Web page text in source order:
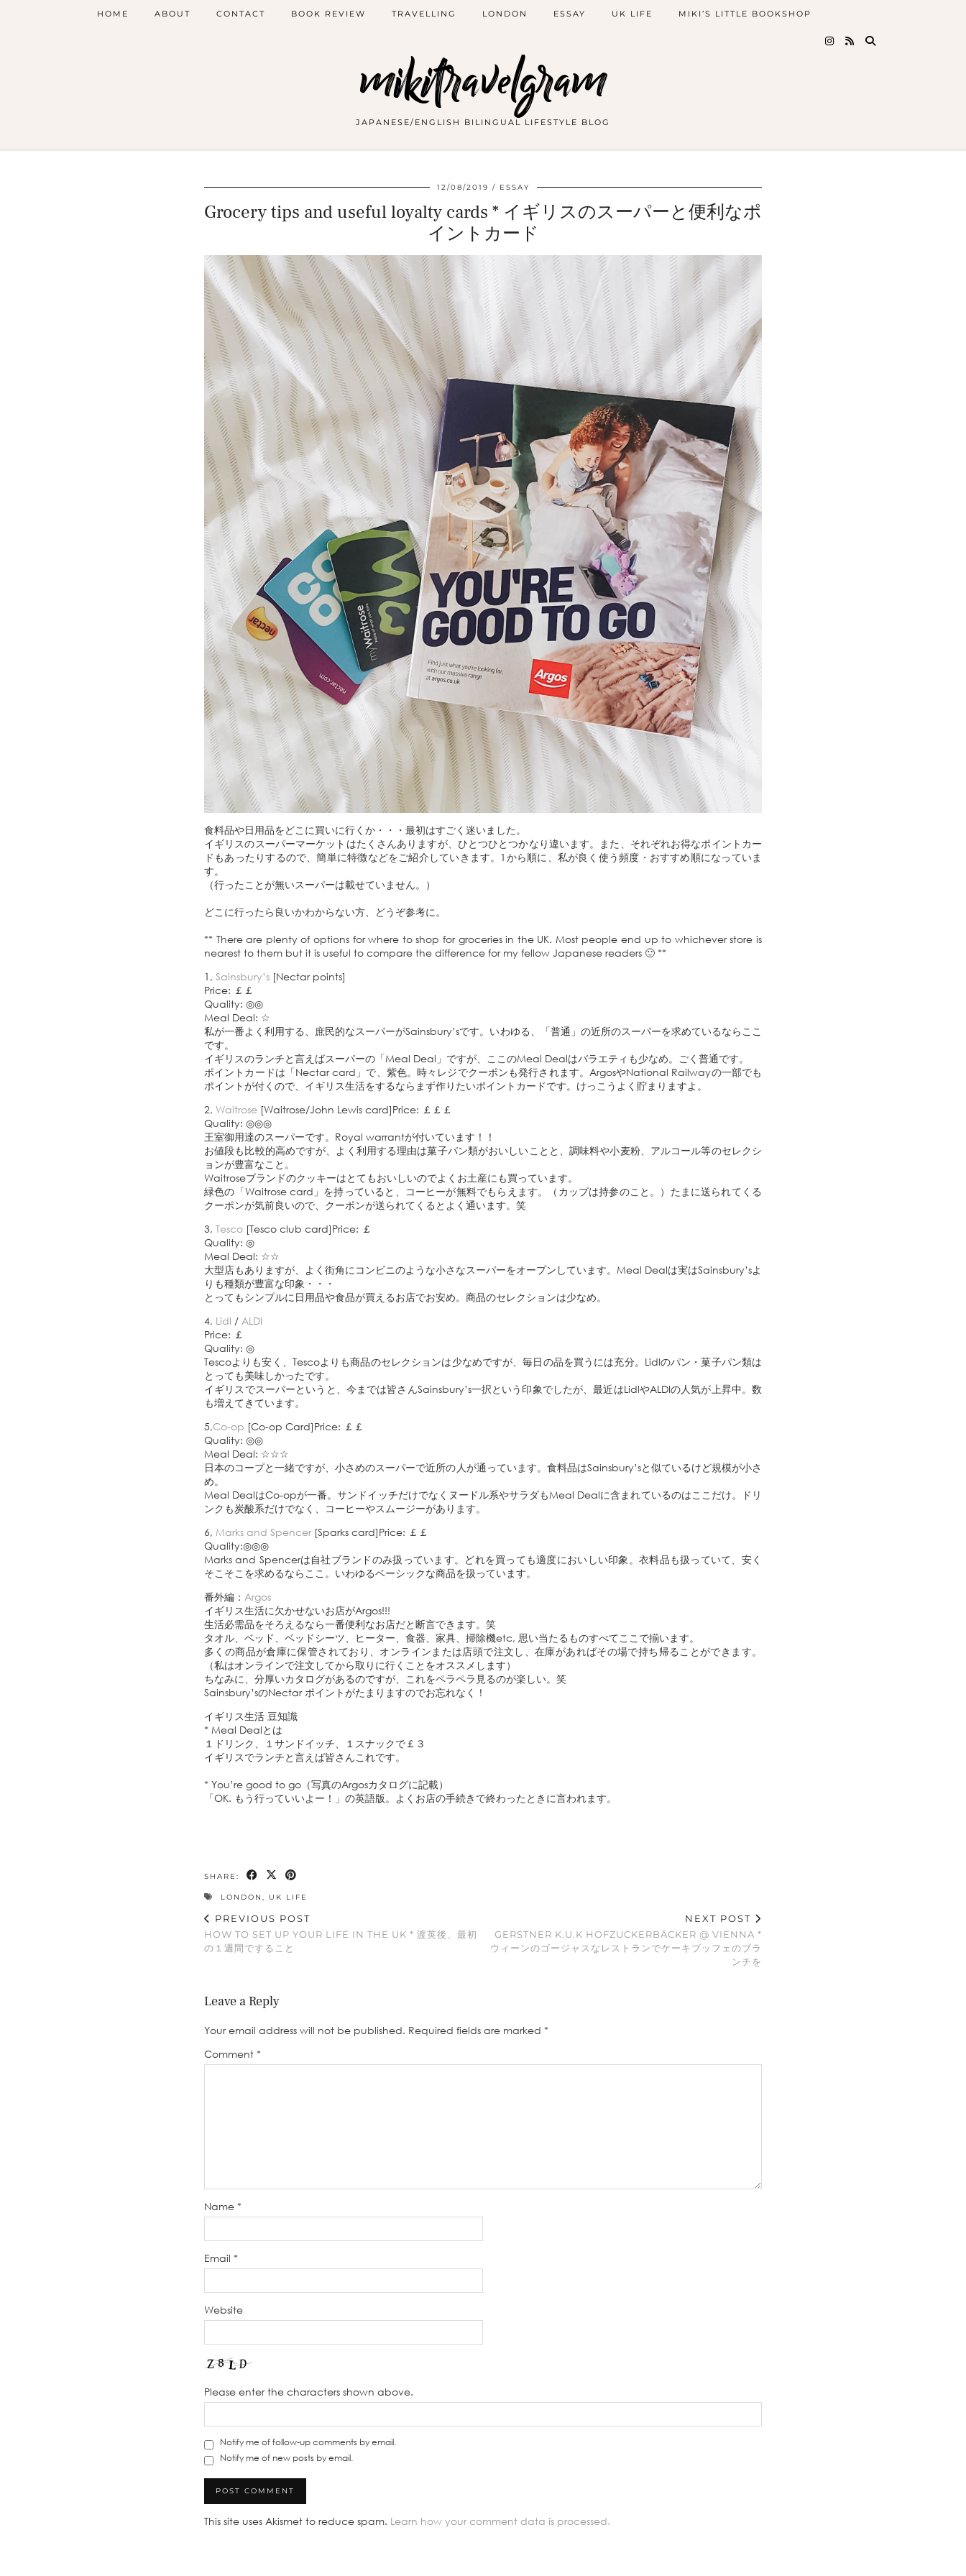
mikitravelgram
JAPANESE/ENGLISH BILINGUAL LIFESTYLE BLOG
HOME ABOUT CONTACT BOOK REVIEW TRAVELLING LONDON ESSAY UK LIFE MIKI’S LITTLE BOOKSHOP
12/08/2019 ESSAY
Grocery tips and useful loyalty cards * イギリスのスーパーと便利なポ
イントカード
食料品や日用品をどこに買いに行くか・・・最初はすごく迷いました。
イギリスのスーパーマーケットはたくさんありますが、ひとつひとつかなり違います。また、それぞれお得なポイントカー
ドもあったりするので、簡単に特徴などをご紹介していきます。1から順に、私が良く使う頻度・おすすめ順になっていま
す。
（行ったことが無いスーパーは載せていません。）
どこに行ったら良いかわからない方、どうぞ参考に。
** There are plenty of options for where to shop for groceries in the UK. Most people end up to whichever store is
nearest to them but it is useful to compare the difference for my fellow Japanese readers 🙂 **
1, Sainsbury’s [Nectar points]
Price: ￡￡
Quality: ◎◎
Meal Deal: ☆
私が一番よく利用する、庶民的なスーパーがSainsbury’sです。いわゆる、「普通」の近所のスーパーを求めているならここ
です。
イギリスのランチと言えばスーパーの「Meal Deal」ですが、ここのMeal Dealはバラエティも少なめ。ごく普通です。
ポイントカードは「Nectar card」で、紫色。時々レジでクーポンも発行されます。ArgosやNational Railwayの一部でも
ポイントが付くので、イギリス生活をするならまず作りたいポイントカードです。けっこうよく貯まりますよ。
2, Waitrose [Waitrose/John Lewis card]Price: ￡￡￡
Quality: ◎◎◎
王室御用達のスーパーです。Royal warrantが付いています！！
お値段も比較的高めですが、よく利用する理由は菓子パン類がおいしいことと、調味料や小麦粉、アルコール等のセレクシ
ョンが豊富なこと。
Waitroseブランドのクッキーはとてもおいしいのでよくお土産にも買っています。
緑色の「Waitrose card」を持っていると、コーヒーが無料でもらえます。（カップは持参のこと。）たまに送られてくる
クーポンが気前良いので、クーポンが送られてくるとよく通います。笑
3, Tesco [Tesco club card]Price: ￡
Quality: ◎
Meal Deal: ☆☆
大型店もありますが、よく街角にコンビニのような小さなスーパーをオープンしています。Meal Dealは実はSainsbury’sよ
りも種類が豊富な印象・・・
とってもシンプルに日用品や食品が買えるお店でお安め。商品のセレクションは少なめ。
4, Lidl / ALDI
Price: ￡
Quality: ◎
Tescoよりも安く、Tescoよりも商品のセレクションは少なめですが、毎日の品を買うには充分。Lidlのパン・菓子パン類は
とっても美味しかったです。
イギリスでスーパーというと、今までは皆さんSainsbury’s一択という印象でしたが、最近はLidlやALDIの人気が上昇中。数
も増えてきています。
5,Co-op [Co-op Card]Price: ￡￡
Quality: ◎◎
Meal Deal: ☆☆☆
日本のコープと一緒ですが、小さめのスーパーで近所の人が通っています。食料品はSainsbury’sと似ているけど規模が小さ
め。
Meal DealはCo-opが一番。サンドイッチだけでなくヌードル系やサラダもMeal Dealに含まれているのはここだけ。ドリ
ンクも炭酸系だけでなく、コーヒーやスムージーがあります。
6, Marks and Spencer [Sparks card]Price: ￡￡
Quality:◎◎◎
Marks and Spencerは自社ブランドのみ扱っています。どれを買っても適度においしい印象。衣料品も扱っていて、安く
そこそこを求めるならここ。いわゆるベーシックな商品を扱っています。
番外編： Argos
イギリス生活に欠かせないお店がArgos!!!
生活必需品をそろえるなら一番便利なお店だと断言できます。笑
タオル、ベッド、ベッドシーツ、ヒーター、食器、家具、掃除機etc, 思い当たるものすべてここで揃います。
多くの商品が倉庫に保管されており、オンラインまたは店頭で注文し、在庫があればその場で持ち帰ることができます。
（私はオンラインで注文してから取りに行くことをオススメします）
ちなみに、分厚いカタログがあるのですが、これをペラペラ見るのが楽しい。笑
Sainsbury’sのNectar ポイントがたまりますのでお忘れなく！
イギリス生活 豆知識
* Meal Dealとは
１ドリンク、１サンドイッチ、１スナックで￡３
イギリスでランチと言えば皆さんこれです。
* You’re good to go（写真のArgosカタログに記載）
「OK. もう行っていいよー！」の英語版。よくお店の手続きで終わったときに言われます。
SHARE:
LONDON , UK LIFE
PREVIOUS POST
HOW TO SET UP YOUR LIFE IN THE UK * 渡英後、最初
の１週間ですること
NEXT POST
GERSTNER K.U.K HOFZUCKERBÄCKER @ VIENNA *
ウィーンのゴージャスなレストランでケーキブッフェのブラ
ンチを
Leave a Reply
Your email address will not be published. Required fields are marked *
Comment *
Name *
Email *
Website
Please enter the characters shown above.
Notify me of follow-up comments by email.
Notify me of new posts by email.
This site uses Akismet to reduce spam. Learn how your comment data is processed.